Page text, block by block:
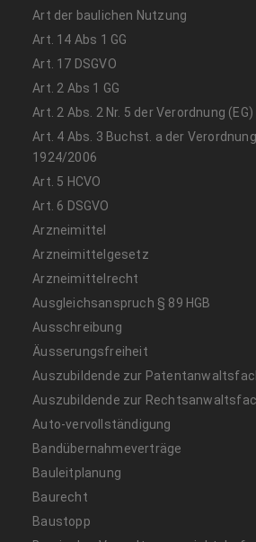
Art der baulichen Nutzung
Art. 14 Abs 1 GG
Art. 17 DSGVO
Art. 2 Abs 1 GG
Art. 2 Abs. 2 Nr. 5 der Verordnung
Art. 4 Abs. 3 Buchst. a der Verordnung
1924/2006
Art. 5 HCVO
Art. 6 DSGVO
Arzneimittel
Arzneimittelgesetz
Arzneimittelrecht
Ausgleichsanspruch § 89 HGB
Ausschreibung
Äusserungsfreiheit
Auszubildende zur
Auszubildende zur
Auto-vervollständigung
Bandübernahmeverträge
Bauleitplanung
Baurecht
Baustopp